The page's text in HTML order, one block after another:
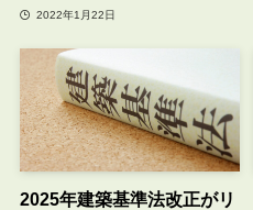
2022年1月22日
2025年建築基準法改正がリ